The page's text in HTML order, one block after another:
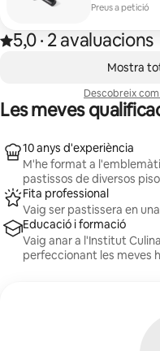
Preus a petició
Puntuació amb estrelles: 5,0
5,0
, · 2 avaluacions
Et mostrem 0 elements (en
Mostra
Descobreix
Les meves
10 anys d'experiència
M'he format a
pastissos de diversos
Fita professional
Vaig ser pastissera en
Educació i formació
Vaig anar a l'Institut
perfeccionant les meves